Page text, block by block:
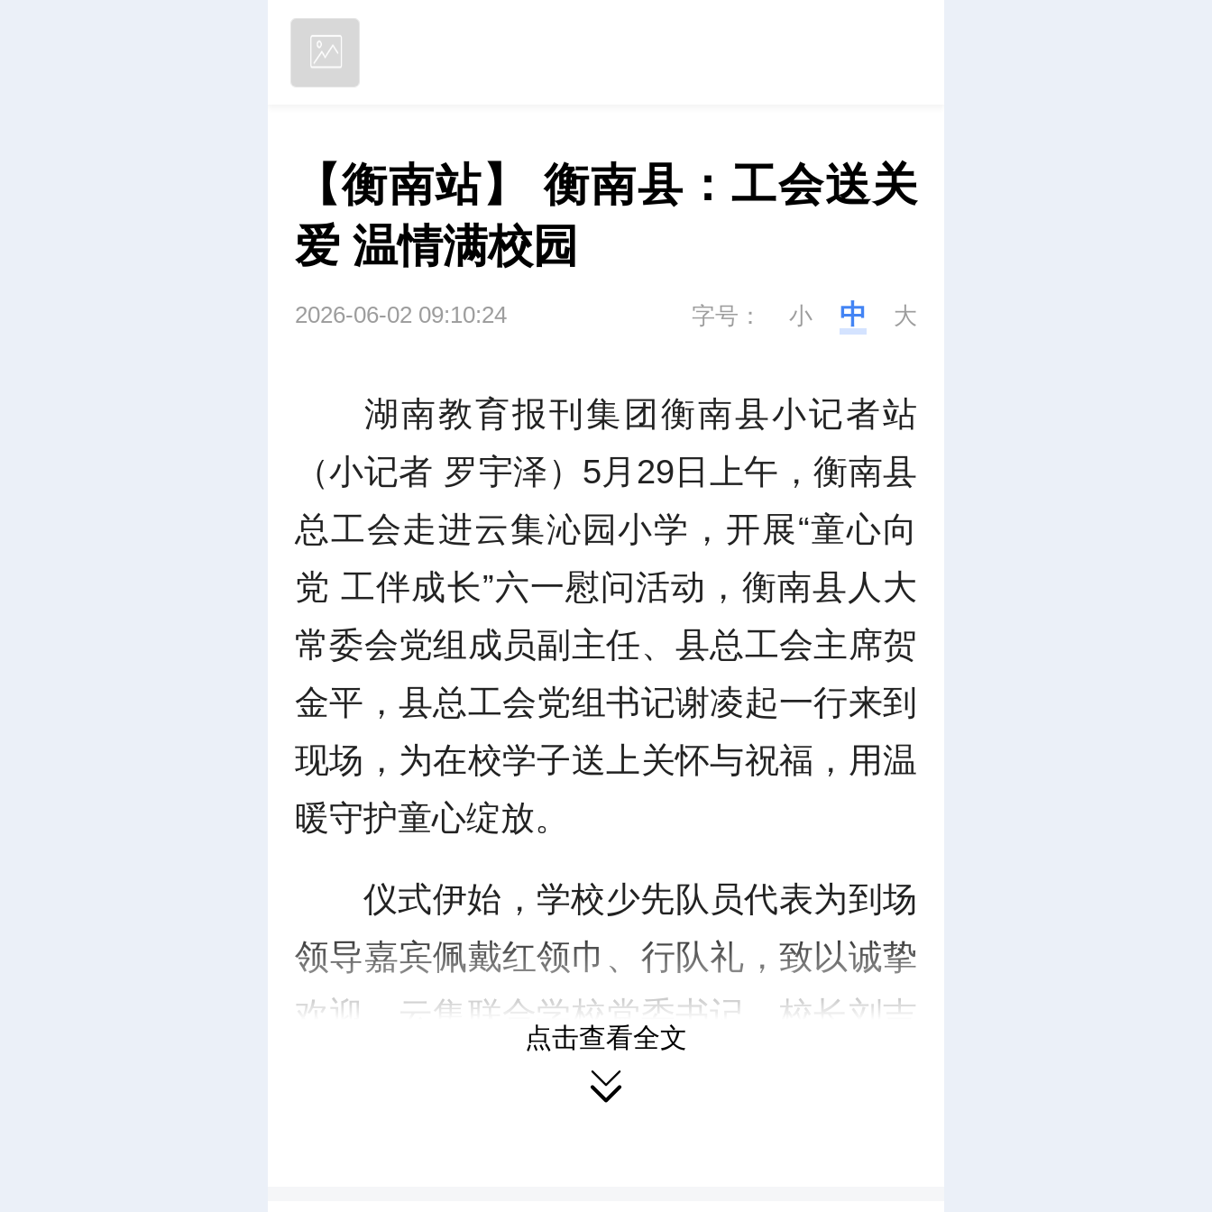
【衡南站】 衡南县：工会送关
爱 温情满校园
2026-06-02 09:10:24 字号： 小 中 大
湖南教育报刊集团衡南县小记者站
（小记者 罗宇泽）5月29日上午，衡南县
总工会走进云集沁园小学，开展“童心向
党 工伴成长”六一慰问活动，衡南县人大
常委会党组成员副主任、县总工会主席贺
金平，县总工会党组书记谢凌起一行来到
现场，为在校学子送上关怀与祝福，用温
暖守护童心绽放。
仪式伊始，学校少先队员代表为到场
领导嘉宾佩戴红领巾、行队礼，致以诚挚
欢迎。云集联合学校党委书记、校长刘吉
军致欢迎辞。他对县总工会长期关心支持
点击查看全文
